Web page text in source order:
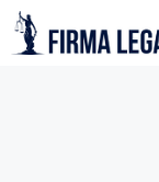
Saltar
al